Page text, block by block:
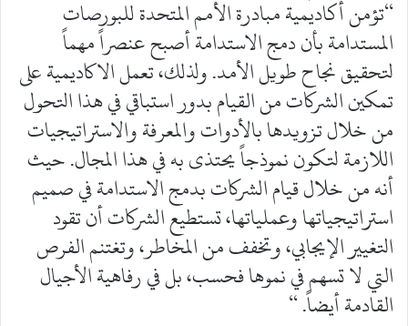
“تؤمن أكاديمية مبادرة الأمم المتحدة للبورصات
المستدامة بأن دمج الاستدامة أصبح عنصراً مهماً
لتحقيق نجاح طويل الأمد. ولذلك، تعمل الاكاديمية على
تمكين الشركات من القيام بدور استباقي في هذا التحول
من خلال تزويدها بالأدوات والمعرفة والاستراتيجيات
اللازمة لتكون نموذجاً يحتذى به في هذا المجال. حيث
أنه من خلال قيام الشركات بدمج الاستدامة في صميم
استراتيجياتها وعملياتها، تستطيع الشركات أن تقود
التغيير الإيجابي، وتخفف من المخاطر، وتغتنم الفرص
التي لا تسهم في نموها فحسب، بل في رفاهية الأجيال
القادمة أيضاً. “